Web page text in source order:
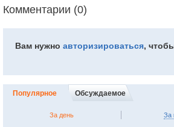
Комментарии (0)
Вам нужно авторизироваться,
Популярное Обсуждаемое
За день За